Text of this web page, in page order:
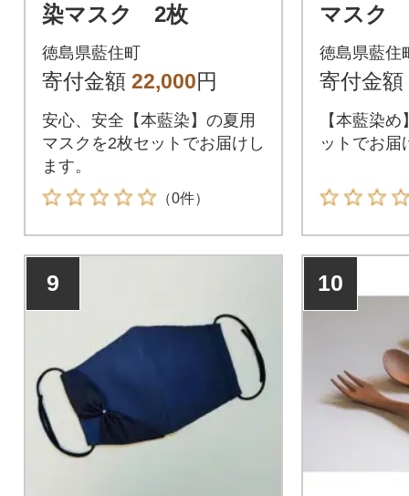
染マスク 2枚
徳島県藍住町
寄付金額 22,000円
安心、安全【本藍染】の夏用
マスクを2枚セットでお届けし
ます。
（0件）
マスク
徳島県藍住
寄付金額
【本藍染
ットでお届
9 10